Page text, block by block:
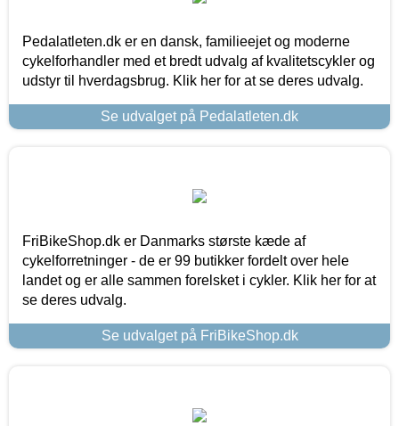
Pedalatleten.dk er en dansk, familieejet og moderne
cykelforhandler med et bredt udvalg af kvalitetscykler og
udstyr til hverdagsbrug. Klik her for at se deres udvalg.
Se udvalget på Pedalatleten.dk
FriBikeShop.dk er Danmarks største kæde af
cykelforretninger - de er 99 butikker fordelt over hele
landet og er alle sammen forelsket i cykler. Klik her for at
se deres udvalg.
Se udvalget på FriBikeShop.dk